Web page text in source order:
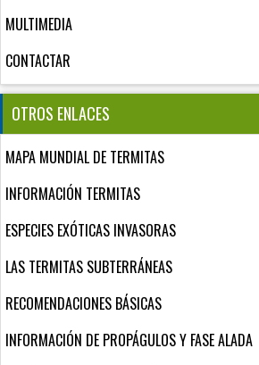
MULTIMEDIA
CONTACTAR
OTROS ENLACES
MAPA MUNDIAL DE TERMITAS
INFORMACIÓN TERMITAS
ESPECIES EXÓTICAS INVASORAS
LAS TERMITAS SUBTERRÁNEAS
RECOMENDACIONES BÁSICAS
INFORMACIÓN DE PROPÁGULOS Y FASE ALADA